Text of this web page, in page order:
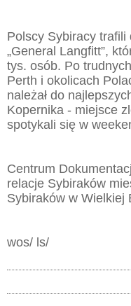
Polscy Sybiracy trafili
„General Langfitt”,
tys. osób. Po
Perth i okolicach
należał do
Kopernika - miejsce
spotykali się w
Centrum
relacje Sybiraków
Sybiraków w Wielkiej
wos/ ls/